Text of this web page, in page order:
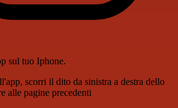
sul tuo Iphone.
scorri il dito da sinistra a destra dello
alle pagine precedenti